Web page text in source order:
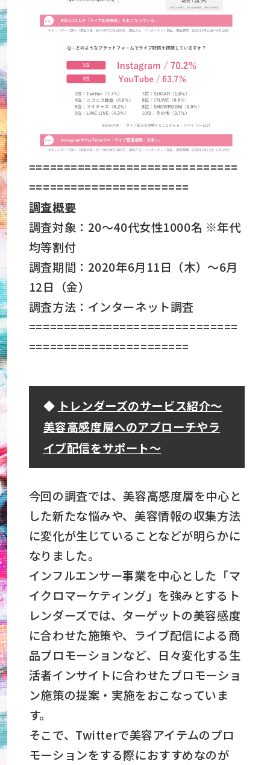
==============================
=======================
調査概要
調査対象：20～40代女性1000名 ※年代
均等割付
調査期間：2020年6月11日（木）～6月
12日（金）
調査方法：インターネット調査
==============================
=======================
◆ トレンダーズのサービス紹介～
美容高感度層へのアプローチやラ
イブ配信をサポート～
今回の調査では、美容高感度層を中心と
した新たな悩みや、美容情報の収集方法
に変化が生じていることなどが明らかに
なりました。
インフルエンサー事業を中心とした「マ
イクロマーケティング」を強みとするト
レンダーズでは、ターゲットの美容感度
に合わせた施策や、ライブ配信による商
品プロモーションなど、日々変化する生
活者インサイトに合わせたプロモーショ
ン施策の提案・実施をおこなっていま
す。
そこで、Twitterで美容アイテムのプロ
モーションをする際におすすめなのが